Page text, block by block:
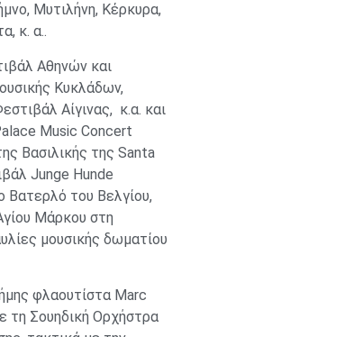
Μυτιλήνη, Κέρκυρα,
κ. α..
Αθηνών και
Κυκλάδων,
Αίγινας, κ.α. και
Music Concert
Βασιλικής της Santa
Junge Hunde
Βατερλό του Βελγίου,
Μάρκου στη
μουσικής δωματίου
φλαουτίστα Marc
τη Σουηδική Ορχήστρα